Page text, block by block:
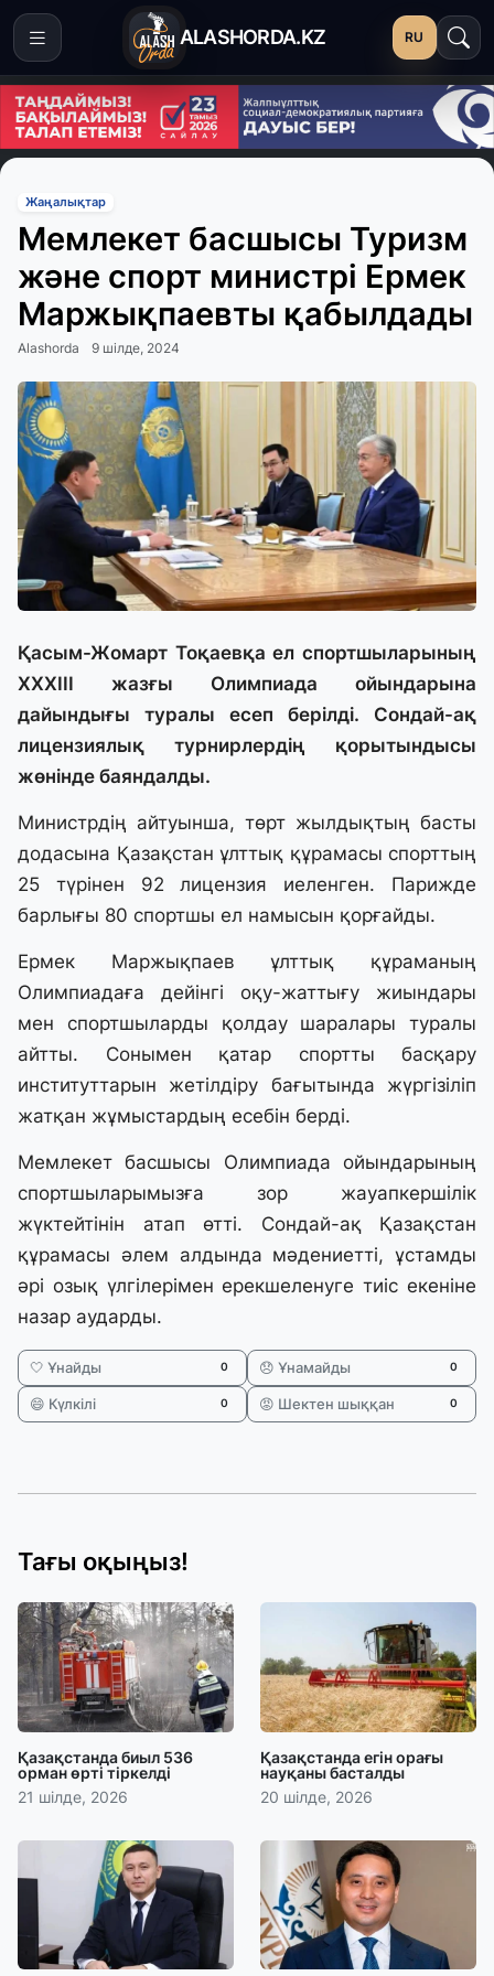
ALASHORDA.KZ RU
Жаңалықтар
Мемлекет басшысы Туризм
және спорт министрі Ермек
Маржықпаевты қабылдады
Alashorda 9 шілде, 2024
Қасым-Жомарт Тоқаевқа ел спортшыларының
ХХХІІІ жазғы Олимпиада ойындарына
дайындығы туралы есеп берілді. Сондай-ақ
лицензиялық турнирлердің қорытындысы
жөнінде баяндалды.
Министрдің айтуынша, төрт жылдықтың басты
додасына Қазақстан ұлттық құрамасы спорттың
25 түрінен 92 лицензия иеленген. Парижде
барлығы 80 спортшы ел намысын қорғайды.
Ермек Маржықпаев ұлттық құраманың
Олимпиадаға дейінгі оқу-жаттығу жиындары
мен спортшыларды қолдау шаралары туралы
айтты. Сонымен қатар спортты басқару
институттарын жетілдіру бағытында жүргізіліп
жатқан жұмыстардың есебін берді.
Мемлекет басшысы Олимпиада ойындарының
спортшыларымызға зор жауапкершілік
жүктейтінін атап өтті. Сондай-ақ Қазақстан
құрамасы әлем алдында мәдениетті, ұстамды
әрі озық үлгілерімен ерекшеленуге тиіс екеніне
назар аударды.
🤍 Ұнайды 0 😞 Ұнамайды 0
😄 Күлкілі 0 😡 Шектен шыққан 0
Тағы оқыңыз!
Қазақстанда биыл 536
орман өрті тіркелді
21 шілде, 2026
Қазақстанда егін орағы
науқаны басталды
20 шілде, 2026